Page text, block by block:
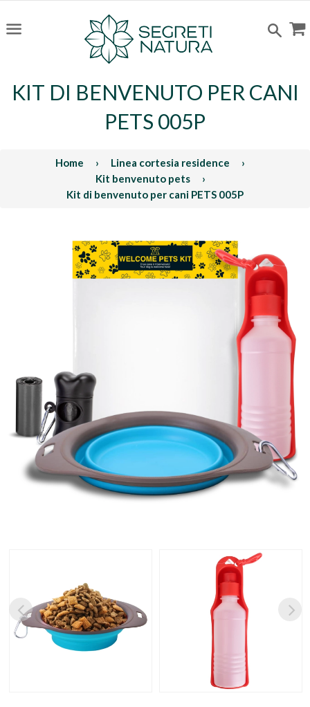
KIT DI BENVENUTO PER CANI
PETS 005P
Home › Linea cortesia residence
›
Kit benvenuto pets
›
Kit di benvenuto per cani PETS 005P